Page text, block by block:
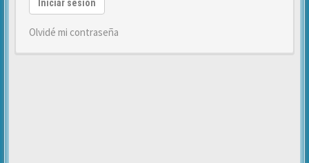
Iniciar sesión
Olvidé mi contraseña